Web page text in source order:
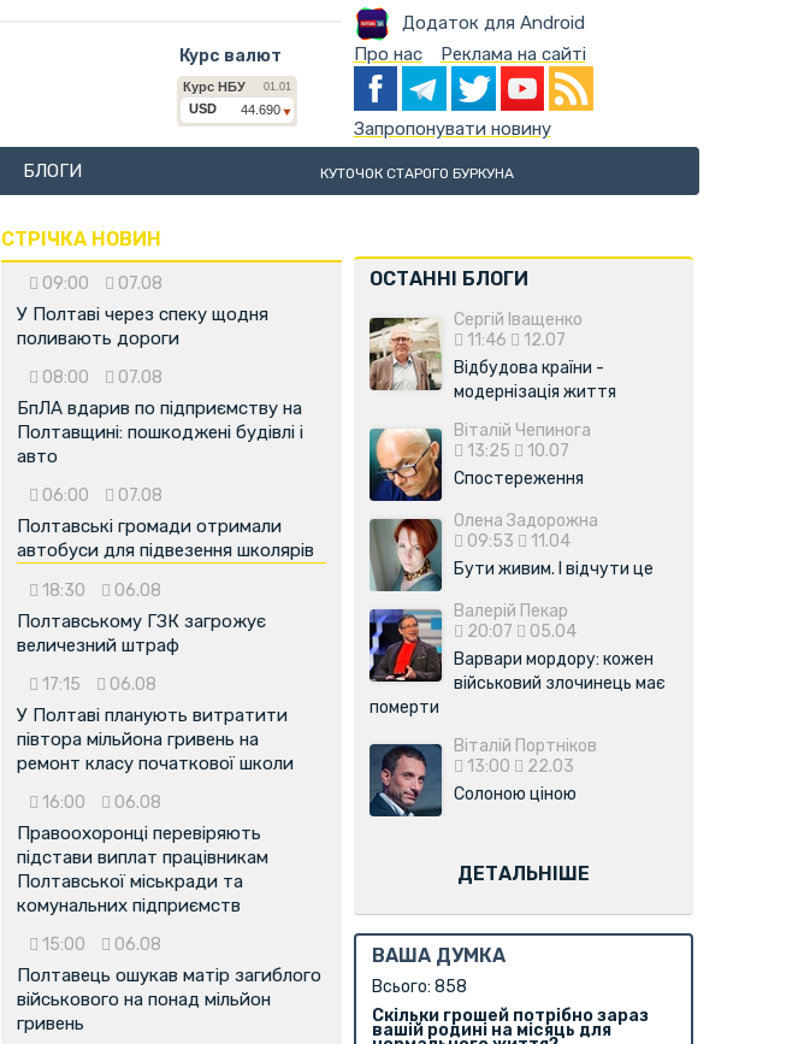
Додаток для Android
Курс валют Про нас Реклама на сайті
Запропонувати новину
БЛОГИ КУТОЧОК СТАРОГО БУРКУНА
СТРІЧКА НОВИН
09:00 07.08
У Полтаві через спеку щодня
поливають дороги
08:00 07.08
БпЛА вдарив по підприємству на
Полтавщині: пошкоджені будівлі і
авто
06:00 07.08
Полтавські громади отримали
автобуси для підвезення школярів
18:30 06.08
Полтавському ГЗК загрожує
величезний штраф
17:15 06.08
У Полтаві планують витратити
півтора мільйона гривень на
ремонт класу початкової школи
16:00 06.08
Правоохоронці перевіряють
підстави виплат працівникам
Полтавської міськради та
комунальних підприємств
15:00 06.08
Полтавець ошукав матір загиблого
військового на понад мільйон
гривень
ОСТАННІ БЛОГИ
Сергій Іващенко
11:46
12.07
Відбудова країни -
модернізація життя
Віталій Чепинога
13:25
10.07
Спостереження
Олена Задорожна
09:53
11.04
Бути живим. І відчути це
Валерій Пекар
20:07
05.04
Варвари мордору: кожен
військовий злочинець має
померти
Віталій Портніков
13:00
22.03
Солоною ціною
ДЕТАЛЬНІШЕ
ВАША ДУМКА
Всього: 858
Скільки грошей потрібно зараз
вашій родині на місяць для